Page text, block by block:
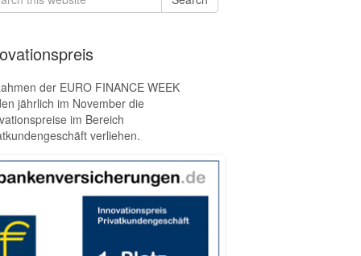
der EURO FINANCE WEEK
jährlich im November die
im Bereich
verliehen.